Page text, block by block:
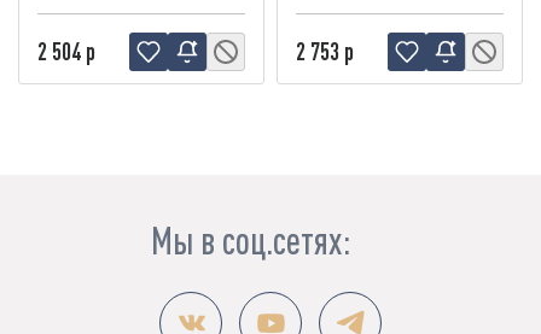
2 504 р 2 753 р
Мы в соц.сетях: